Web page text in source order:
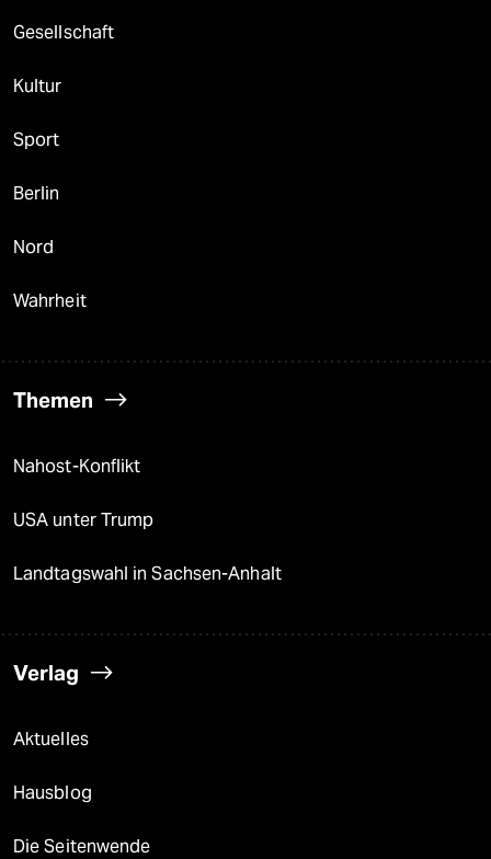
Gesellschaft
Kultur
Sport
Berlin
Nord
Wahrheit
Themen
Nahost-Konflikt
USA unter Trump
Landtagswahl in Sachsen-Anhalt
Verlag
Aktuelles
Hausblog
Die Seitenwende